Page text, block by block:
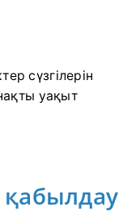
сүзгілерін
уақыт
қабылдау